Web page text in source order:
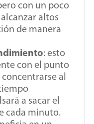
con un poco
altos
de manera
: esto
con el punto
concentrarse al
a sacar el
cada minuto.